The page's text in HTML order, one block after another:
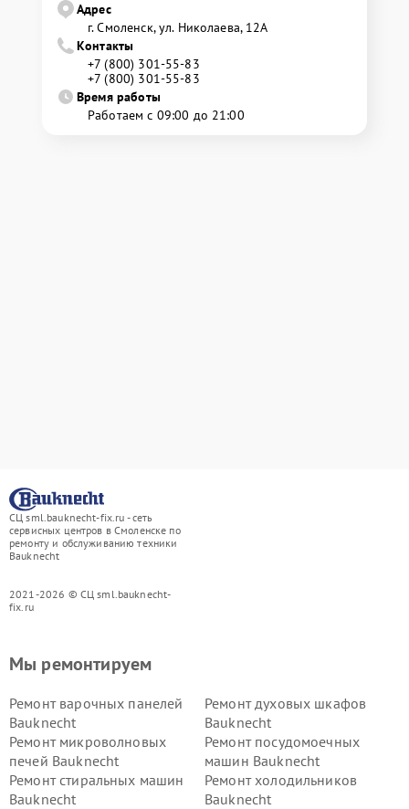
Адрес
г. Смоленск, ул. Николаева, 12А
Контакты
+7 (800) 301-55-83
+7 (800) 301-55-83
Время работы
Работаем с 09:00 до 21:00
СЦ sml.bauknecht-fix.ru - сеть
сервисных центров в Смоленске по
ремонту и обслуживанию техники
Bauknecht
2021-2026 © СЦ sml.bauknecht-
fix.ru
Мы ремонтируем
Ремонт варочных панелей
Bauknecht
Ремонт духовых шкафов
Bauknecht
Ремонт микроволновых
печей Bauknecht
Ремонт посудомоечных
машин Bauknecht
Ремонт стиральных машин
Bauknecht
Ремонт холодильников
Bauknecht